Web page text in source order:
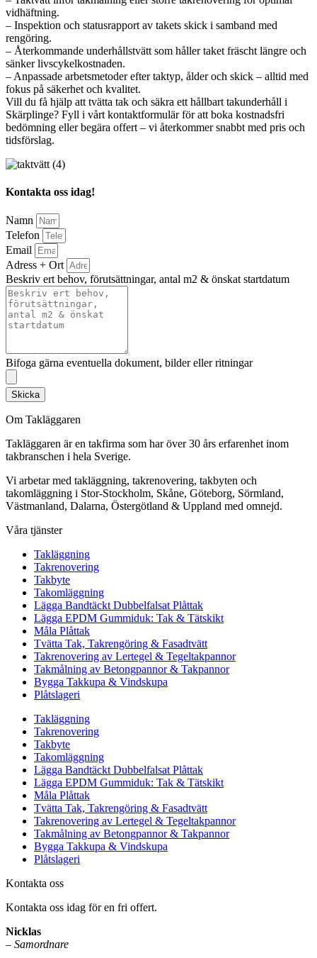
vidhäftning.
– Inspektion och statusrapport av takets skick i samband med
rengöring.
– Återkommande underhållstvätt som håller taket fräscht längre och
sänker livscykelkostnaden.
– Anpassade arbetsmetoder efter taktyp, ålder och skick – alltid med
fokus på säkerhet och kvalitet.
Vill du få hjälp att tvätta tak och säkra ett hållbart takunderhåll i
Skärplinge? Fyll i vårt kontaktformulär för att boka kostnadsfri
bedömning eller begära offert – vi återkommer snabbt med pris och
tidsförslag.
Kontakta oss idag!
Namn
Telefon
Email
Adress + Ort
Beskriv ert behov, förutsättningar, antal m2 & önskat startdatum
Bifoga gärna eventuella dokument, bilder eller ritningar
Skicka
Om Takläggaren
Takläggaren är en takfirma som har över 30 års erfarenhet inom
takbranschen i hela Sverige.
Vi arbetar med takläggning, takrenovering, takbyten och
takomläggning i Stor-Stockholm, Skåne, Göteborg, Sörmland,
Västmanland, Dalarna, Östergötland & Uppland med omnejd.
Våra tjänster
Takläggning
Takrenovering
Takbyte
Takomläggning
Lägga Bandtäckt Dubbelfalsat Plåttak
Lägga EPDM Gummiduk: Tak & Tätskikt
Måla Plåttak
Tvätta Tak, Takrengöring & Fasadtvätt
Takrenovering av Lertegel & Tegeltakpannor
Takmålning av Betongpannor & Takpannor
Bygga Takkupa & Vindskupa
Plåtslageri
Takläggning
Takrenovering
Takbyte
Takomläggning
Lägga Bandtäckt Dubbelfalsat Plåttak
Lägga EPDM Gummiduk: Tak & Tätskikt
Måla Plåttak
Tvätta Tak, Takrengöring & Fasadtvätt
Takrenovering av Lertegel & Tegeltakpannor
Takmålning av Betongpannor & Takpannor
Bygga Takkupa & Vindskupa
Plåtslageri
Kontakta oss
Kontakta oss idag för en fri offert.
Nicklas
– Samordnare